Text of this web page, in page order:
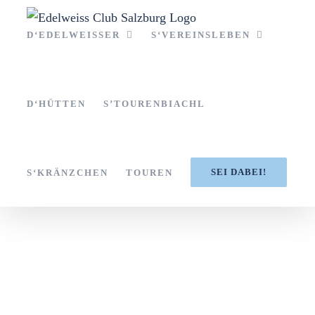
InhaltD‘EDELWEISSER S‘VEREINSLEBEN
D‘HÜTTEN S’TOURENBIACHL
S‘KRÄNZCHEN TOUREN SEI DABEI!